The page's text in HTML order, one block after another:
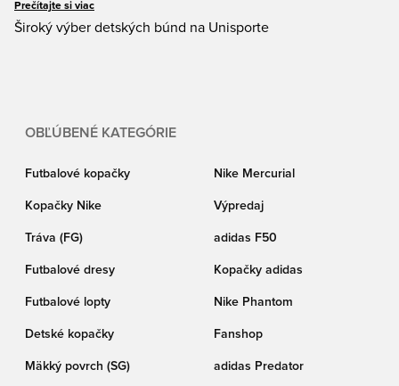
značiek ako Nike, PUMA, adidas a ďalších. Máme detské bundy na všetky
ročné obdobia – leto, zimu, jar a jeseň. Vyberte si rôzne štýly búnd, napríklad
Prečítajte si viac
Široký výber detských búnd na Unisporte
OBĽÚBENÉ KATEGÓRIE
Futbalové kopačky Nike Mercurial
Kopačky Nike Výpredaj
Tráva (FG) adidas F50
Futbalové dresy Kopačky adidas
Futbalové lopty Nike Phantom
Detské kopačky Fanshop
Mäkký povrch (SG) adidas Predator